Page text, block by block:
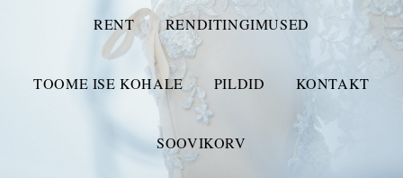
RENT RENDITINGIMUSED
TOOME ISE KOHALE PILDID KONTAKT
SOOVIKORV